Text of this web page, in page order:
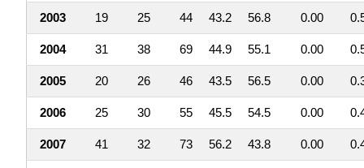
2003 19 25 44 43.2 56.8 0.00
2004 31 38 69 44.9 55.1 0.00
2005 20 26 46 43.5 56.5 0.00
2006 25 30 55 45.5 54.5 0.00
2007 41 32 73 56.2 43.8 0.00